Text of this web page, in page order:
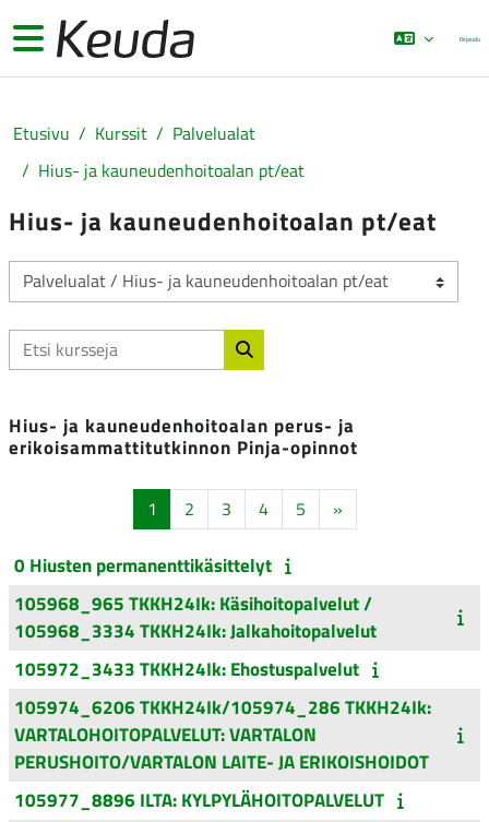
Sivupaneeli Kirjaudu
Etusivu Kurssit
Palvelualat
Hius- ja kauneudenhoitoalan pt/eat
Hius- ja kauneudenhoitoalan pt/eat
Kurssikategoriat
Etsi kursseja
Etsi kursseja
Hius- ja kauneudenhoitoalan perus- ja
erikoisammattitutkinnon Pinja-opinnot
1 Sivu 1
2Sivu 2
3Sivu 3
4Sivu 4
5Sivu 5
»Seuraava sivu
0 Hiusten permanenttikäsittelyt
105968_965 TKKH24Ik: Käsihoitopalvelut /
105968_3334 TKKH24Ik: Jalkahoitopalvelut
105972_3433 TKKH24Ik: Ehostuspalvelut
105974_6206 TKKH24Ik/105974_286 TKKH24Ik:
VARTALOHOITOPALVELUT: VARTALON
PERUSHOITO/VARTALON LAITE- JA ERIKOISHOIDOT
105977_8896 ILTA: KYLPYLÄHOITOPALVELUT